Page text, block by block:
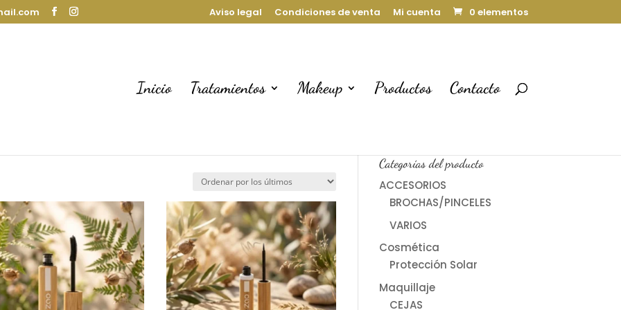
Aviso legal Condiciones de venta Mi cuenta 0 elementos
Inicio Tratamientos Makeup Productos Contacto
Categorías del producto
ACCESORIOS
BROCHAS/PINCELES
VARIOS
Cosmética
Protección Solar
Maquillaje
CEJAS